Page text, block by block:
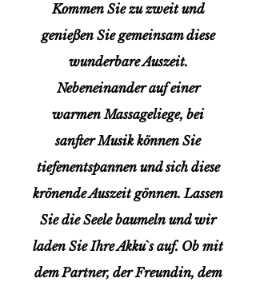
Kommen Sie zu zweit und
genießen Sie gemeinsam diese
wunderbare Auszeit.
Nebeneinander auf einer
warmen Massageliege, bei
sanfter Musik können Sie
tiefenentspannen und sich diese
krönende Auszeit gönnen. Lassen
Sie die Seele baumeln und wir
laden Sie Ihre Akku`s auf. Ob mit
dem Partner, der Freundin, dem